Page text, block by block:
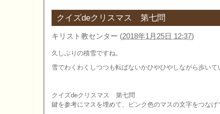
クイズdeクリスマス 第七問
キリスト教センター (2018年1月25日 12:37)
久しぶりの積雪ですね。
雪でわくわくしつつも転ばないかひやひやしながら歩い
クイズdeクリスマス 第七問
鍵を参考にマスを埋めて、ピンク色のマスの文字をつなげ